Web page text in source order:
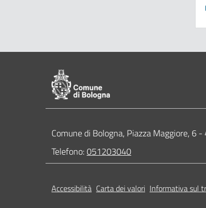
Pié di pagina di Comune di
Contatti
Comune di Bologna, Piazza Maggiore,
Telefono:051203040
Accessibilità Carta dei valori Informativa sul